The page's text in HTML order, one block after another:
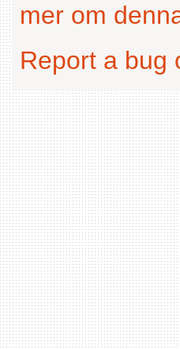
mer om
Report a bug